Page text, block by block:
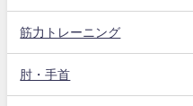
筋力トレーニング
肘・手首